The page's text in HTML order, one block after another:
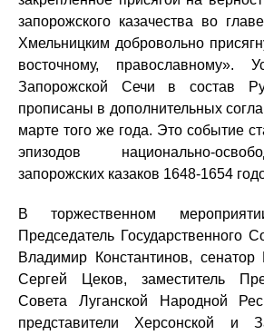
запорожского казачества во
Хмельницким добровольно
восточному, православному».
Запорожской Сечи в состав
прописаны в дополнительных
марте того же года. Это событие
эпизодов национально-
запорожских казаков 1648-1654
В торжественном
Председатель Государственного
Владимир Константинов,
Сергей Цеков, заместитель
Совета Луганской Народной
представители Херсонской и